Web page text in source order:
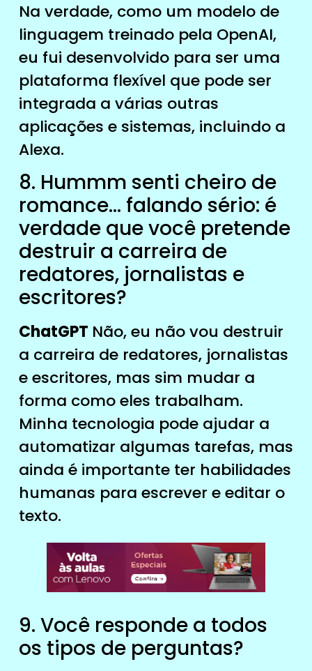
Na verdade, como um modelo de
linguagem treinado pela OpenAI,
eu fui desenvolvido para ser uma
plataforma flexível que pode ser
integrada a várias outras
aplicações e sistemas, incluindo a
Alexa.
8. Hummm senti cheiro de
romance… falando sério: é
verdade que você pretende
destruir a carreira de
redatores, jornalistas e
escritores?
ChatGPT Não, eu não vou destruir
a carreira de redatores, jornalistas
e escritores, mas sim mudar a
forma como eles trabalham.
Minha tecnologia pode ajudar a
automatizar algumas tarefas, mas
ainda é importante ter habilidades
humanas para escrever e editar o
texto.
9. Você responde a todos
os tipos de perguntas?